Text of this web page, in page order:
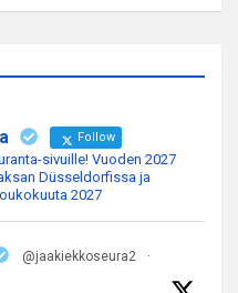
Follow
sivuille! Vuoden 2027
Düsseldorfissa ja
2027
@jaakiekkoseura2
·